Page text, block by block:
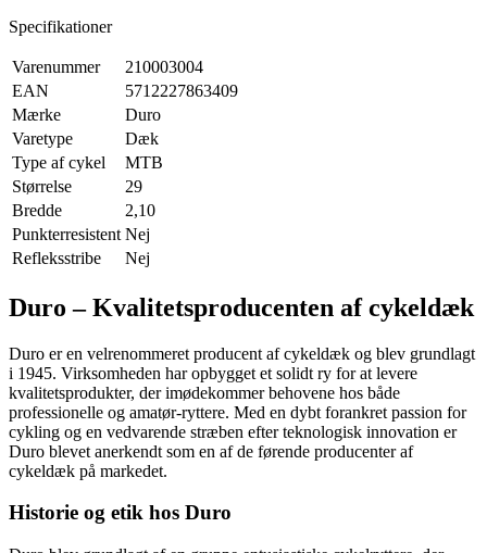
Specifikationer
Varenummer
210003004
EAN
5712227863409
Mærke
Duro
Varetype
Dæk
Type af cykel
MTB
Størrelse
29
Bredde
2,10
Punkterresistent Nej
Refleksstribe
Nej
Duro – Kvalitetsproducenten af cykeldæk
Duro er en velrenommeret producent af cykeldæk og blev grundlagt
i 1945. Virksomheden har opbygget et solidt ry for at levere
kvalitetsprodukter, der imødekommer behovene hos både
professionelle og amatør-ryttere. Med en dybt forankret passion for
cykling og en vedvarende stræben efter teknologisk innovation er
Duro blevet anerkendt som en af de førende producenter af
cykeldæk på markedet.
Historie og etik hos Duro